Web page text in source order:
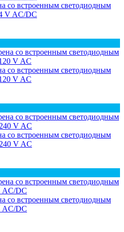
со встроенным светодиодным
V AC/DC
со встроенным светодиодным
V AC
со встроенным светодиодным
V AC
со встроенным светодиодным
AC/DC